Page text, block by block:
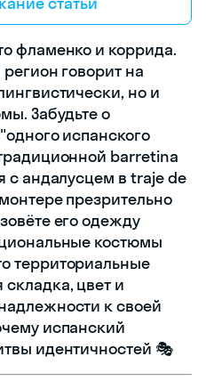
фламенко и коррида.
говорит на
но и
Забудьте о
испанского
barretina
с андалусцем в traje de
презрительно
его одежду
костюмы
территориальные
цвет и
к своей
испанский
идентичностей 🎭